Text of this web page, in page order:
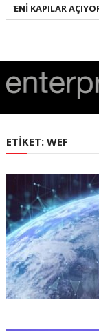
KAPILAR AÇIYOR
ETIKET: WEF